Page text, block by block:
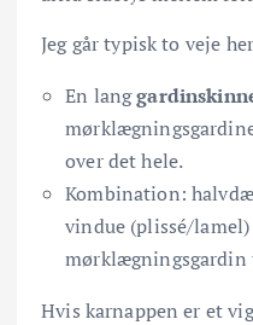
Jeg går typisk to veje
En lang
over det hele.
Kombination:
vindue (plissé/
Hvis karnappen er et